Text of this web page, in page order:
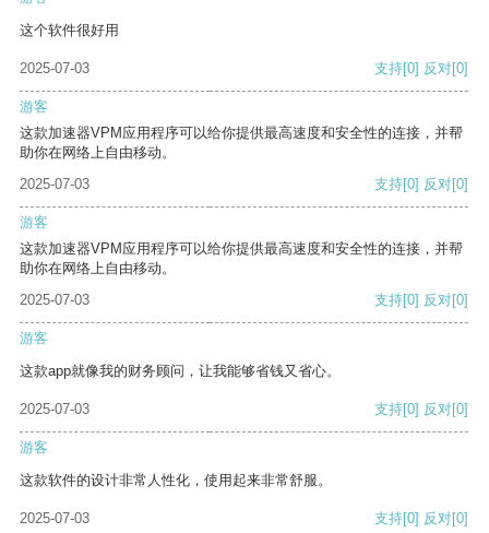
这个软件很好用
2025-07-03 支持[0] 反对[0]
游客
这款加速器VPM应用程序可以给你提供最高速度和安全性的连接，并帮
助你在网络上自由移动。
2025-07-03
支持[0] 反对[0]
游客
这款加速器VPM应用程序可以给你提供最高速度和安全性的连接，并帮
助你在网络上自由移动。
2025-07-03
支持[0] 反对[0]
游客
这款app就像我的财务顾问，让我能够省钱又省心。
2025-07-03 支持[0] 反对[0]
游客
这款软件的设计非常人性化，使用起来非常舒服。
2025-07-03 支持[0] 反对[0]